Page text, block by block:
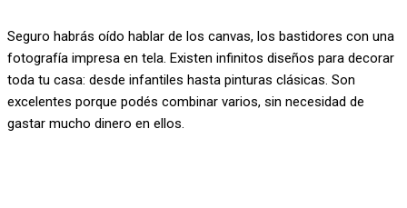
Seguro habrás oído hablar de los canvas, los bastidores con una
fotografía impresa en tela. Existen infinitos diseños para decorar
toda tu casa: desde infantiles hasta pinturas clásicas. Son
excelentes porque podés combinar varios, sin necesidad de
gastar mucho dinero en ellos.